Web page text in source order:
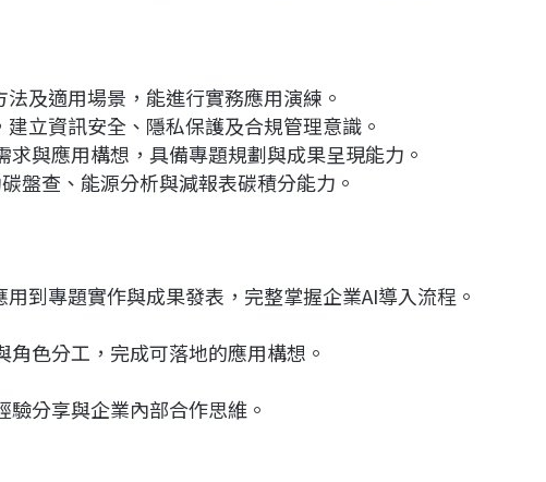
及適用場景，能進行實務應用演練。
立資訊安全、隱私保護及合規管理意識。
與應用構想，具備專題規劃與成果呈現能力。
盤查、能源分析與減報表碳積分能力。
到專題實作與成果發表，完整掌握企業AI導入流程。
色分工，完成可落地的應用構想。
分享與企業內部合作思維。